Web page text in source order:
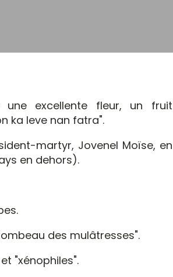
excellente fleur, un fruit
ka leve nan fatra".
martyr, Jovenel Moïse, en
en dehors).
des mulâtresses".
"xénophiles".